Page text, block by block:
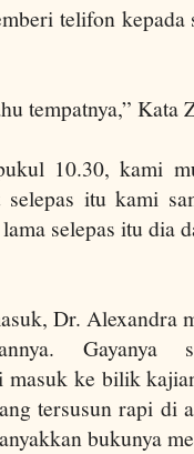
telifon
tempatnya,” Kata
10.30, kami
itu kami
selepas itu dia
Dr. Alexandra
Gayanya
ke bilik
tersusun rapi di
bukunya